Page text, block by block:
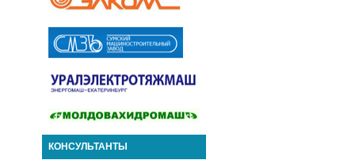
КОНСУЛЬТАНТЫ